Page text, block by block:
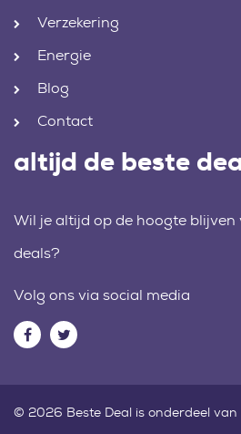
Verzekering
Energie
Blog
Contact
altijd de beste
Wil je altijd op de hoogte blijven
deals?
Volg ons via social media
© 2026 Beste Deal is onderdeel van